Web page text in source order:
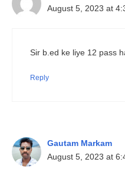
August 5, 2023 at
Sir b.ed ke liye 12 pass
Reply
Gautam Markam
August 5, 2023 at